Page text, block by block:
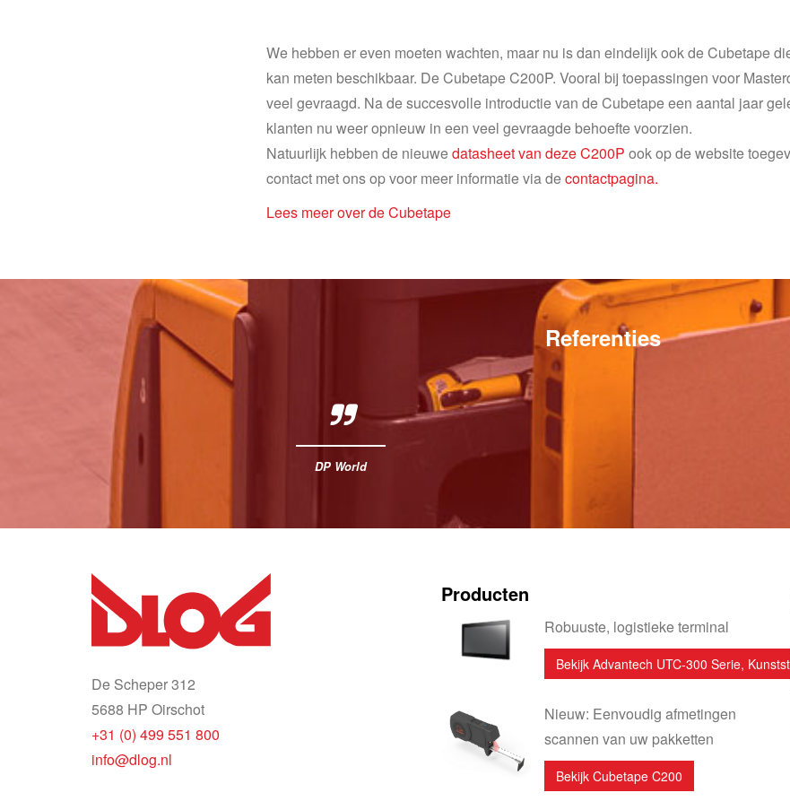
We hebben er even moeten wachten, maar nu is dan eindelijk ook de Cubetape
kan meten beschikbaar. De Cubetape C200P. Vooral bij toepassingen voor
veel gevraagd. Na de succesvolle introductie van de Cubetape een aantal jaar
klanten nu weer opnieuw in een veel gevraagde behoefte voorzien.
Natuurlijk hebben de nieuwedatasheet van deze C200P ook op de website
contact met ons op voor meer informatie via decontactpagina.
Lees meer over de Cubetape
Referenties
DP World
De Scheper 312
5688 HP Oirschot
+31 (0) 499 551 800
info@dlog.nl
Producten
Robuuste, logistieke terminal
Bekijk Advantech UTC-300 Serie,
Nieuw: Eenvoudig afmetingen
scannen van uw pakketten
Bekijk Cubetape C200